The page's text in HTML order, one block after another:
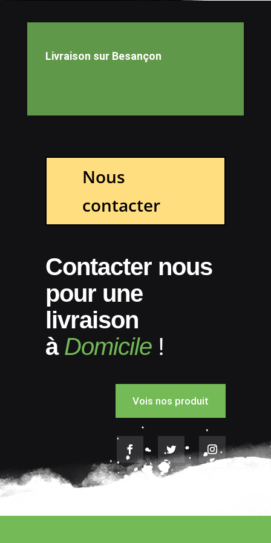
Livraison sur Besançon
Nous
contacter
Contacter nous
pour une
livraison
à Domicile!
Vois nos produit